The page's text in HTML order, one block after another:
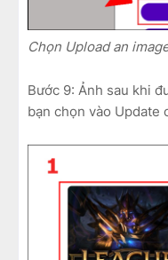
Chọn Upload an
Bước 9: Ảnh sau khi
bạn chọn vào Update